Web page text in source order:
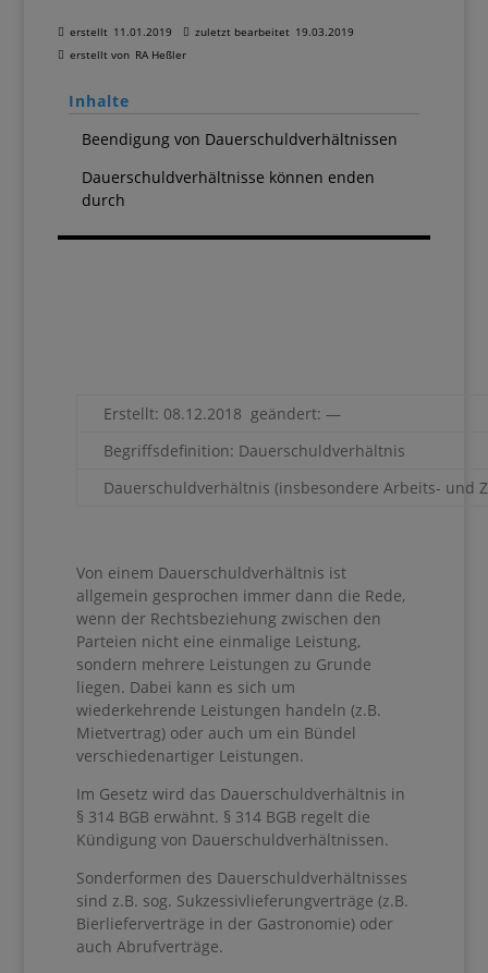
erstellt 11.01.2019 zuletzt bearbeitet 19.03.2019
erstellt von RA Heßler
Inhalte
Beendigung von Dauerschuldverhältnissen
Dauerschuldverhältnisse können enden
durch
Erstellt: 08.12.2018 geändert: —
Begriffsdefinition: Dauerschuldverhältnis
Dauerschuldverhältnis (insbesondere Arbeits- und
Von einem Dauerschuldverhältnis ist
allgemein gesprochen immer dann die Rede,
wenn der Rechtsbeziehung zwischen den
Parteien nicht eine einmalige Leistung,
sondern mehrere Leistungen zu Grunde
liegen. Dabei kann es sich um
wiederkehrende Leistungen handeln (z.B.
Mietvertrag) oder auch um ein Bündel
verschiedenartiger Leistungen.
Im Gesetz wird das Dauerschuldverhältnis in
§ 314 BGB erwähnt. § 314 BGB regelt die
Kündigung von Dauerschuldverhältnissen.
Sonderformen des Dauerschuldverhältnisses
sind z.B. sog. Sukzessivlieferungverträge (z.B.
Bierlieferverträge in der Gastronomie) oder
auch Abrufverträge.